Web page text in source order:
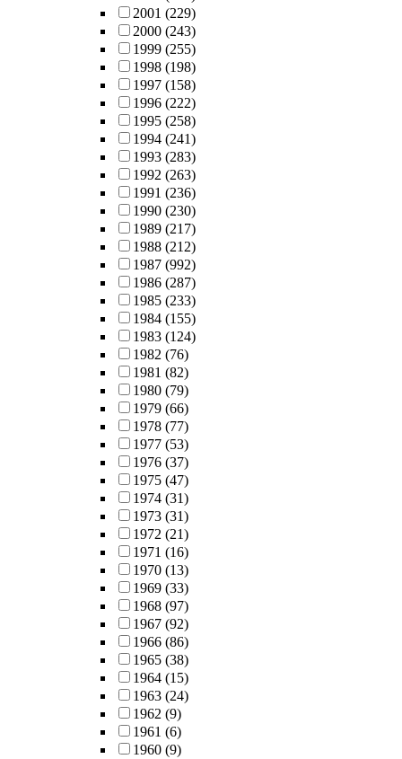
2001 (229)
2000 (243)
1999 (255)
1998 (198)
1997 (158)
1996 (222)
1995 (258)
1994 (241)
1993 (283)
1992 (263)
1991 (236)
1990 (230)
1989 (217)
1988 (212)
1987 (992)
1986 (287)
1985 (233)
1984 (155)
1983 (124)
1982 (76)
1981 (82)
1980 (79)
1979 (66)
1978 (77)
1977 (53)
1976 (37)
1975 (47)
1974 (31)
1973 (31)
1972 (21)
1971 (16)
1970 (13)
1969 (33)
1968 (97)
1967 (92)
1966 (86)
1965 (38)
1964 (15)
1963 (24)
1962 (9)
1961 (6)
1960 (9)